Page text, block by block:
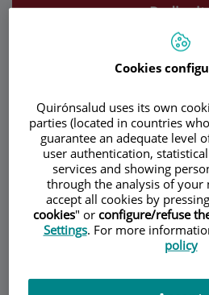
Equipo
Pedir
Cirugía
Reparadora
La cirugía plástica y
ser una experiencia muy
de los pacientes que se
Cookies
Quirónsalud uses its own
parties (located in countries
guarantee an adequate level
user authentication,
services and showing
through the analysis of your
accept all cookies by
cookies" or configure/refuse
Settings. For more
policy